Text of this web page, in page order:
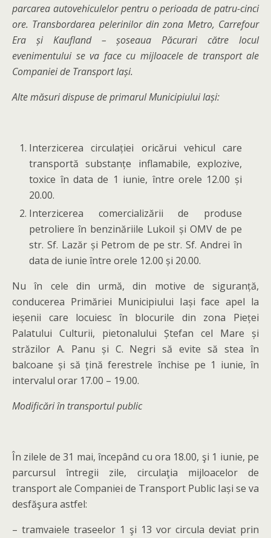
parcarea autovehiculelor pentru o perioada de patru-cinci
ore. Transbordarea pelerinilor din zona Metro, Carrefour
Era și Kaufland – șoseaua Păcurari către locul
evenimentului se va face cu mijloacele de transport ale
Companiei de Transport Iași.
Alte măsuri dispuse de primarul Municipiului Iași:
Interzicerea circulației oricărui vehicul care
transportă substanțe inflamabile, explozive,
toxice în data de 1 iunie, între orele 12.00 și
20.00.
Interzicerea comercializării de produse
petroliere în benzinăriile Lukoil și OMV de pe
str. Sf. Lazăr și Petrom de pe str. Sf. Andrei în
data de iunie între orele 12.00 și 20.00.
Nu în cele din urmă, din motive de siguranță,
conducerea Primăriei Municipiului Iași face apel la
ieșenii care locuiesc în blocurile din zona Pieței
Palatului Culturii, pietonalului Ștefan cel Mare și
străzilor A. Panu și C. Negri să evite să stea în
balcoane și să țină ferestrele închise pe 1 iunie, în
intervalul orar 17.00 – 19.00.
Modificări în transportul public
În zilele de 31 mai, începând cu ora 18.00, şi 1 iunie, pe
parcursul întregii zile, circulaţia mijloacelor de
transport ale Companiei de Transport Public Iași se va
desfăşura astfel:
– tramvaiele traseelor 1 şi 13 vor circula deviat prin